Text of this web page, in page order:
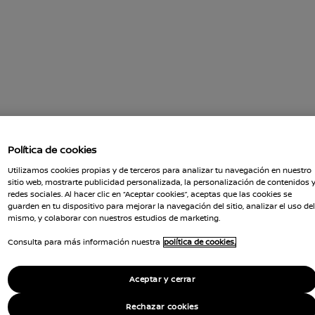
Política de cookies
Utilizamos cookies propias y de terceros para analizar tu navegación en nuestro
sitio web, mostrarte publicidad personalizada, la personalización de contenidos y
redes sociales. Al hacer clic en “Aceptar cookies”, aceptas que las cookies se
guarden en tu dispositivo para mejorar la navegación del sitio, analizar el uso del
mismo, y colaborar con nuestros estudios de marketing.
Consulta para más información nuestra política de cookies.
Rechazar cookies
Aceptar y cerrar